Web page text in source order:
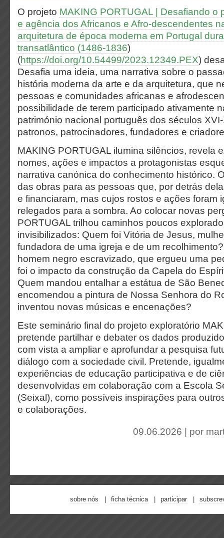
O projeto MAKING PORTUGAL | Desafiando o
e agência dos Africanos e Afro-descendentes
arquitetura de época moderna em Portugal
transatlântico (1486-1836)
(https://doi.org/10.54499/2023.12349.PEX)
Desafia uma ideia, uma narrativa sobre o
história moderna da arte e da arquitetura, que
pessoas e comunidades africanas e
possibilidade de terem participado ativamente
património nacional português dos séculos
patronos, patrocinadores, fundadores e
MAKING PORTUGAL ilumina silêncios, revela
nomes, ações e impactos a protagonistas
narrativa canónica do conhecimento histórico.
das obras para as pessoas que, por detrás
e financiaram, mas cujos rostos e ações foram
relegados para a sombra. Ao colocar novas
PORTUGAL trilhou caminhos poucos
invisibilizados: Quem foi Vitória de Jesus,
fundadora de uma igreja e de um
homem negro escravizado, que ergueu uma
foi o impacto da construção da Capela do
Quem mandou entalhar a estátua de São
encomendou a pintura de Nossa Senhora do
inventou novas músicas e encenações?
Este seminário final do projeto exploratório
pretende partilhar e debater os dados
com vista a ampliar e aprofundar a pesquisa
diálogo com a sociedade civil. Pretende,
experiências de educação participativa e de
desenvolvidas em colaboração com a Escola
(Seixal), como possíveis inspirações para
e colaborações.
09.06.2026 | por
sobre nós ficha técnica participar